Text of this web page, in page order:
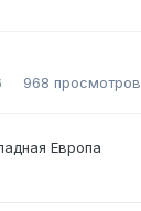
968 просмотров
Европа